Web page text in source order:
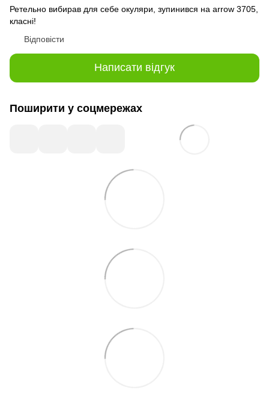
Ретельно вибирав для себе окуляри, зупинився на arrow 3705,
класні!
Відповісти
Написати відгук
Поширити у соцмережах